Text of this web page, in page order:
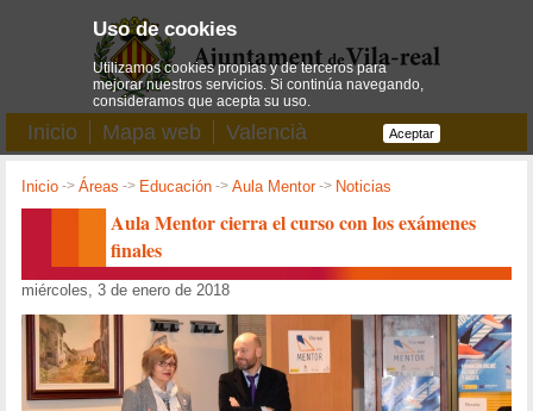
Inicio Mapa web Valencià
Inicio ->Áreas -> Educación ->Aula Mentor-> Noticias
Aula Mentor cierra el curso con los exámenes
finales
miércoles, 3 de enero de 2018
Uso de cookies
Utilizamos cookies propias y de terceros para
mejorar nuestros servicios. Si continúa navegando,
consideramos que acepta su uso.
Aceptar